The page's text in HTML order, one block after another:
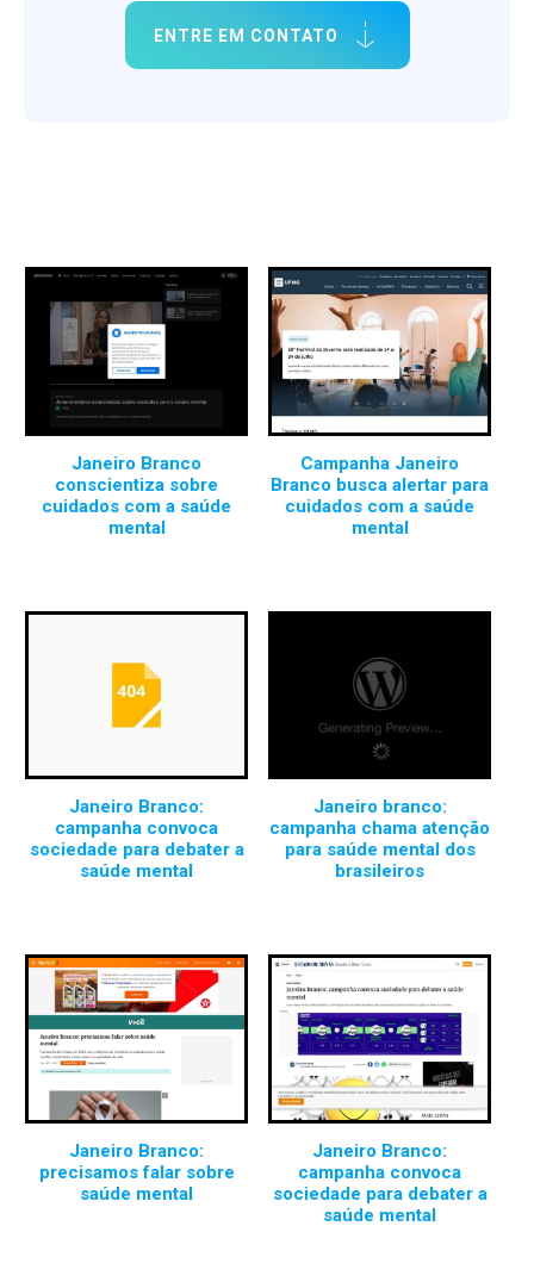
ENTRE EM CONTATO
Janeiro Branco
conscientiza sobre
cuidados com a saúde
mental
Campanha Janeiro
Branco busca alertar para
cuidados com a saúde
mental
Janeiro Branco:
campanha convoca
sociedade para debater a
saúde mental
Janeiro branco:
campanha chama atenção
para saúde mental dos
brasileiros
Janeiro Branco:
precisamos falar sobre
saúde mental
Janeiro Branco:
campanha convoca
sociedade para debater a
saúde mental